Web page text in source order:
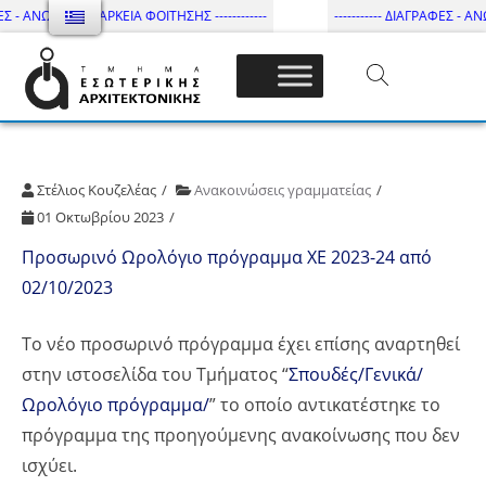
ΑΝΩΤΑΤΗ ΔΙΑΡΚΕΙΑ ΦΟΙΤΗΣΗΣ ------------ ----------- ΔΙΑΓΡΑΦΕΣ -
Τμήμα Εσωτ. Αρχιτεκτονικής – ΔΙ.ΠΑ.Ε
Στέλιος Κουζελέας
Ανακοινώσεις γραμματείας
01 Οκτωβρίου 2023
Προσωρινό Ωρολόγιο πρόγραμμα ΧΕ 2023-24 από
02/10/2023
Το νέο προσωρινό πρόγραμμα έχει επίσης αναρτηθεί
στην ιστοσελίδα του Τμήματος “Σπουδές/Γενικά/
Ωρολόγιο πρόγραμμα/” το οποίο αντικατέστηκε το
πρόγραμμα της προηγούμενης ανακοίνωσης που δεν
ισχύει.